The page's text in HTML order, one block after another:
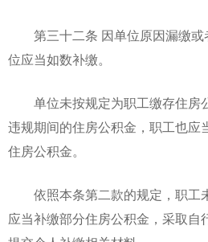
第三十二条 因单位原因漏缴或
位应当如数补缴。
单位未按规定为职工缴存住房
违规期间的住房公积金，职工也应
住房公积金。
依照本条第二款的规定，职工
应当补缴部分住房公积金，采取自